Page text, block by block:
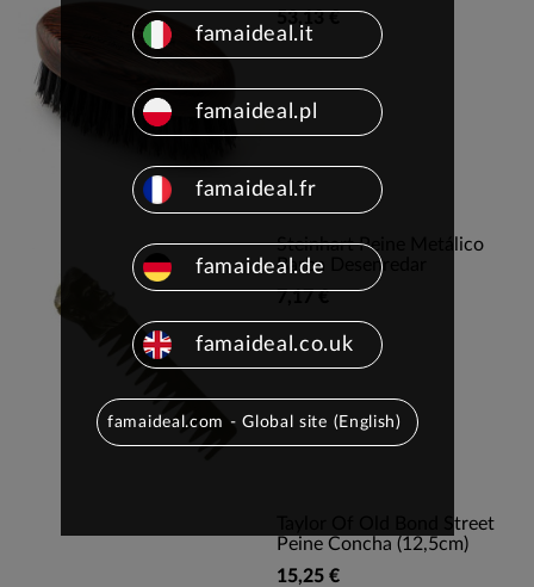
53,13 €
Steinhart Peine Metálico
Barba Desenredar
7,17 €
Taylor Of Old Bond Street
Peine Concha (12,5cm)
15,25 €
famaideal.it
famaideal.pl
famaideal.fr
famaideal.de
famaideal.co.uk
famaideal.com - Global site (English)